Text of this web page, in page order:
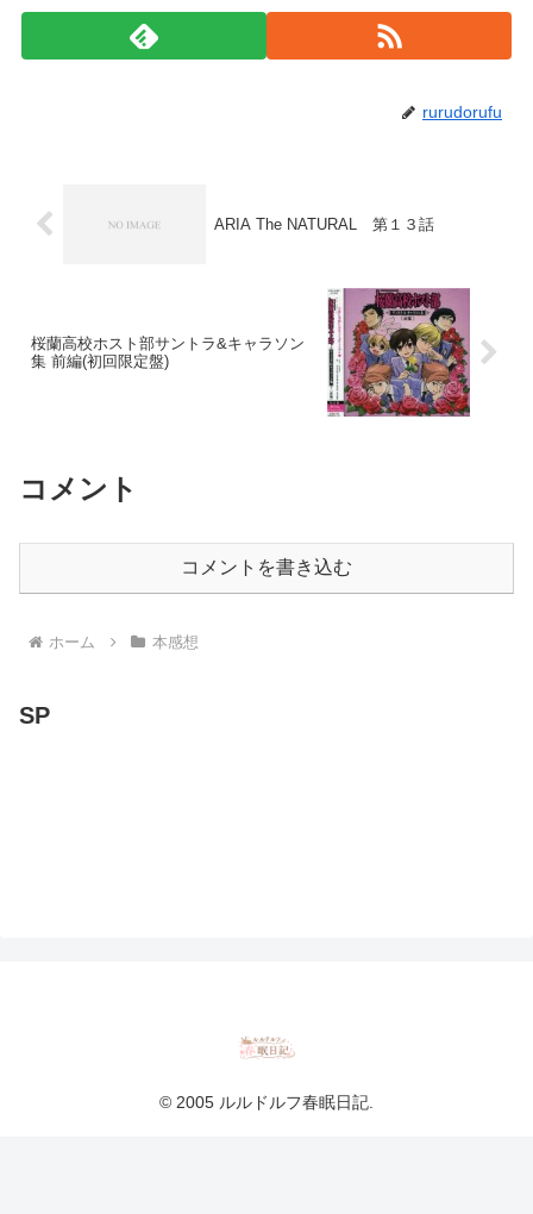
rurudorufu
ARIA The NATURAL 第１３話
桜蘭高校ホスト部サントラ&キャラソン
集 前編(初回限定盤)
コメント
コメントを書き込む
ホーム 本感想
SP
© 2005 ルルドルフ春眠日記.